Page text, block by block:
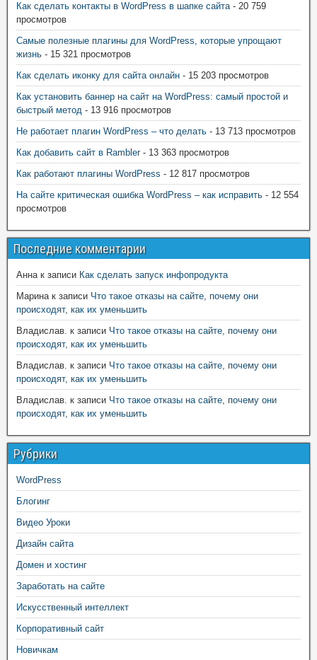
Как сделать контакты в WordPress в шапке сайта- 20 759
просмотров
Самые полезные плагины для WordPress, которые упрощают
жизнь - 15 321 просмотров
Как сделать иконку для сайта онлайн - 15 203 просмотров
Как установить баннер на сайт на WordPress: самый простой и
быстрый метод - 13 916 просмотров
Не работает плагин WordPress – что делать - 13 713 просмотров
Как добавить сайт в Rambler- 13 363 просмотров
Как работают плагины WordPress - 12 817 просмотров
На сайте критическая ошибка WordPress – как исправить - 12 554
просмотров
Последние комментарии
Аннак записи Как сделать запуск инфопродукта
Маринак записи Что такое отказы на сайте, почему они
происходят, как их уменьшить
Владислав. к записи Что такое отказы на сайте, почему они
происходят, как их уменьшить
Владислав. к записи Что такое отказы на сайте, почему они
происходят, как их уменьшить
Владислав. к записи Что такое отказы на сайте, почему они
происходят, как их уменьшить
Рубрики
WordPress
Блогинг
Видео Уроки
Дизайн сайта
Домен и хостинг
Заработать на сайте
Искусственный интеллект
Корпоративный сайт
Новичкам